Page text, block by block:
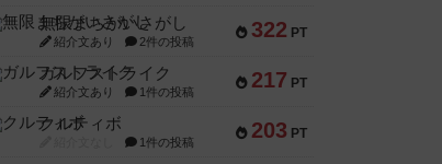
322 PT
無限まちがいさがし
紹介文あり 2件の投稿
217 PT
ガルフストライク
紹介文あり 1件の投稿
203 PT
クルティボ
1件の投稿